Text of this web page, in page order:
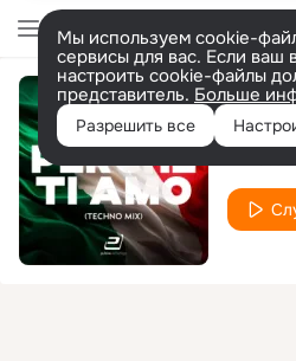
Мы используем cookie-
сервисы для вас. Если ваш
настроить cookie-файлы
представитель. Больше
Разрешить все